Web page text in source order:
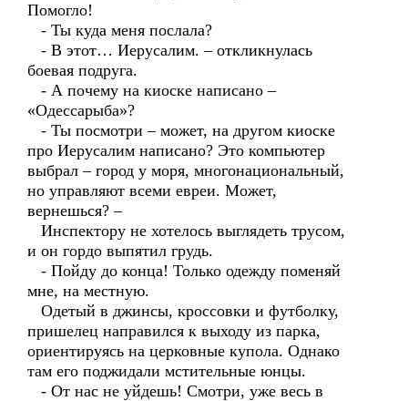
Помогло!
- Ты куда меня послала?
- В этот… Иерусалим. – откликнулась
боевая подруга.
- А почему на киоске написано –
«Одессарыба»?
- Ты посмотри – может, на другом киоске
про Иерусалим написано? Это компьютер
выбрал – город у моря, многонациональный,
но управляют всеми евреи. Может,
вернешься? –
Инспектору не хотелось выглядеть трусом,
и он гордо выпятил грудь.
- Пойду до конца! Только одежду поменяй
мне, на местную.
Одетый в джинсы, кроссовки и футболку,
пришелец направился к выходу из парка,
ориентируясь на церковные купола. Однако
там его поджидали мстительные юнцы.
- От нас не уйдешь! Смотри, уже весь в